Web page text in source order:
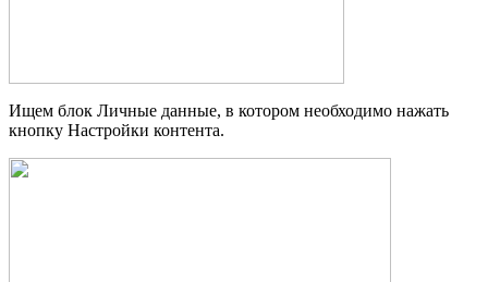
Ищем блок Личные данные, в котором необходимо нажать
кнопку Настройки контента.